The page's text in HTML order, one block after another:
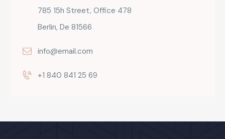
785 15h Street, Office 478
Berlin, De 81566
info@email.com
+1 840 841 25 69